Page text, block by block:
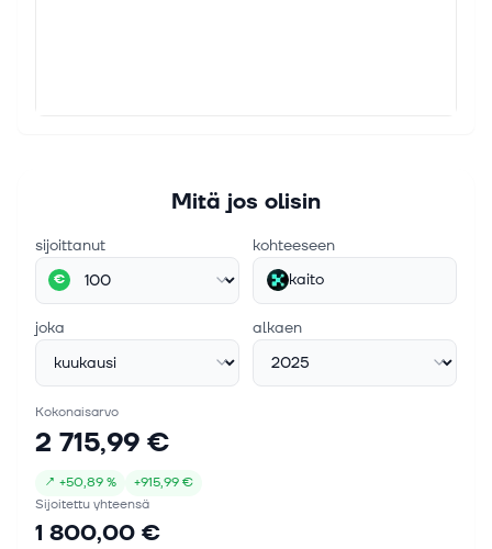
Mitä jos olisin
sijoittanut
€
kohteeseen
kaito
joka alkaen
Kokonaisarvo
2 715,99 €
↗ +50,89 % +915,99 €
Sijoitettu yhteensä
1 800,00 €